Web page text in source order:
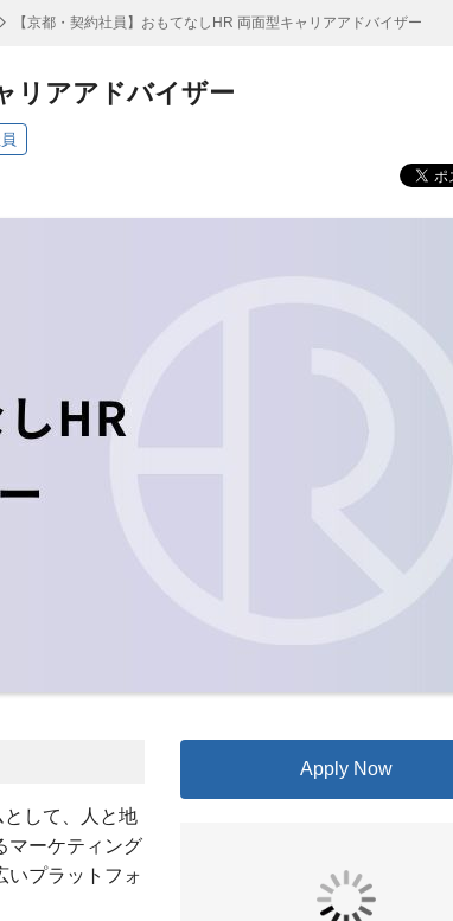
【京都・契約社員】おもてなしHR 両面型キャリアアドバイザー
リアアドバイザー
として、人と地
マーケティング
いプラットフォ
Apply Now